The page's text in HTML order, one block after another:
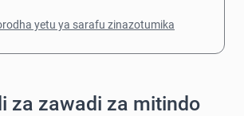
yetu ya sarafu zinazotumika
za zawadi za mitindo